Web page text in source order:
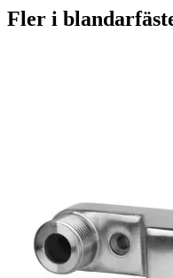
Fler i